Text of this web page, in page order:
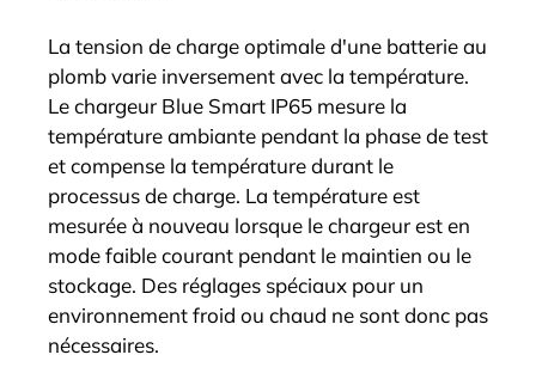
La tension de charge optimale d'une batterie au
plomb varie inversement avec la température.
Le chargeur Blue Smart IP65 mesure la
température ambiante pendant la phase de test
et compense la température durant le
processus de charge. La température est
mesurée à nouveau lorsque le chargeur est en
mode faible courant pendant le maintien ou le
stockage. Des réglages spéciaux pour un
environnement froid ou chaud ne sont donc pas
nécessaires.